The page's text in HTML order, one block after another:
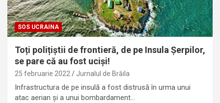
SOS UCRAINA
Toți polițiștii de frontieră, de pe Insula Șerpilor,
se pare că au fost uciși!
25 februarie 2022 Jurnalul de Brăila
Infrastructura de pe insulă a fost distrusă în urma unui
atac aerian și a unui bombardament…